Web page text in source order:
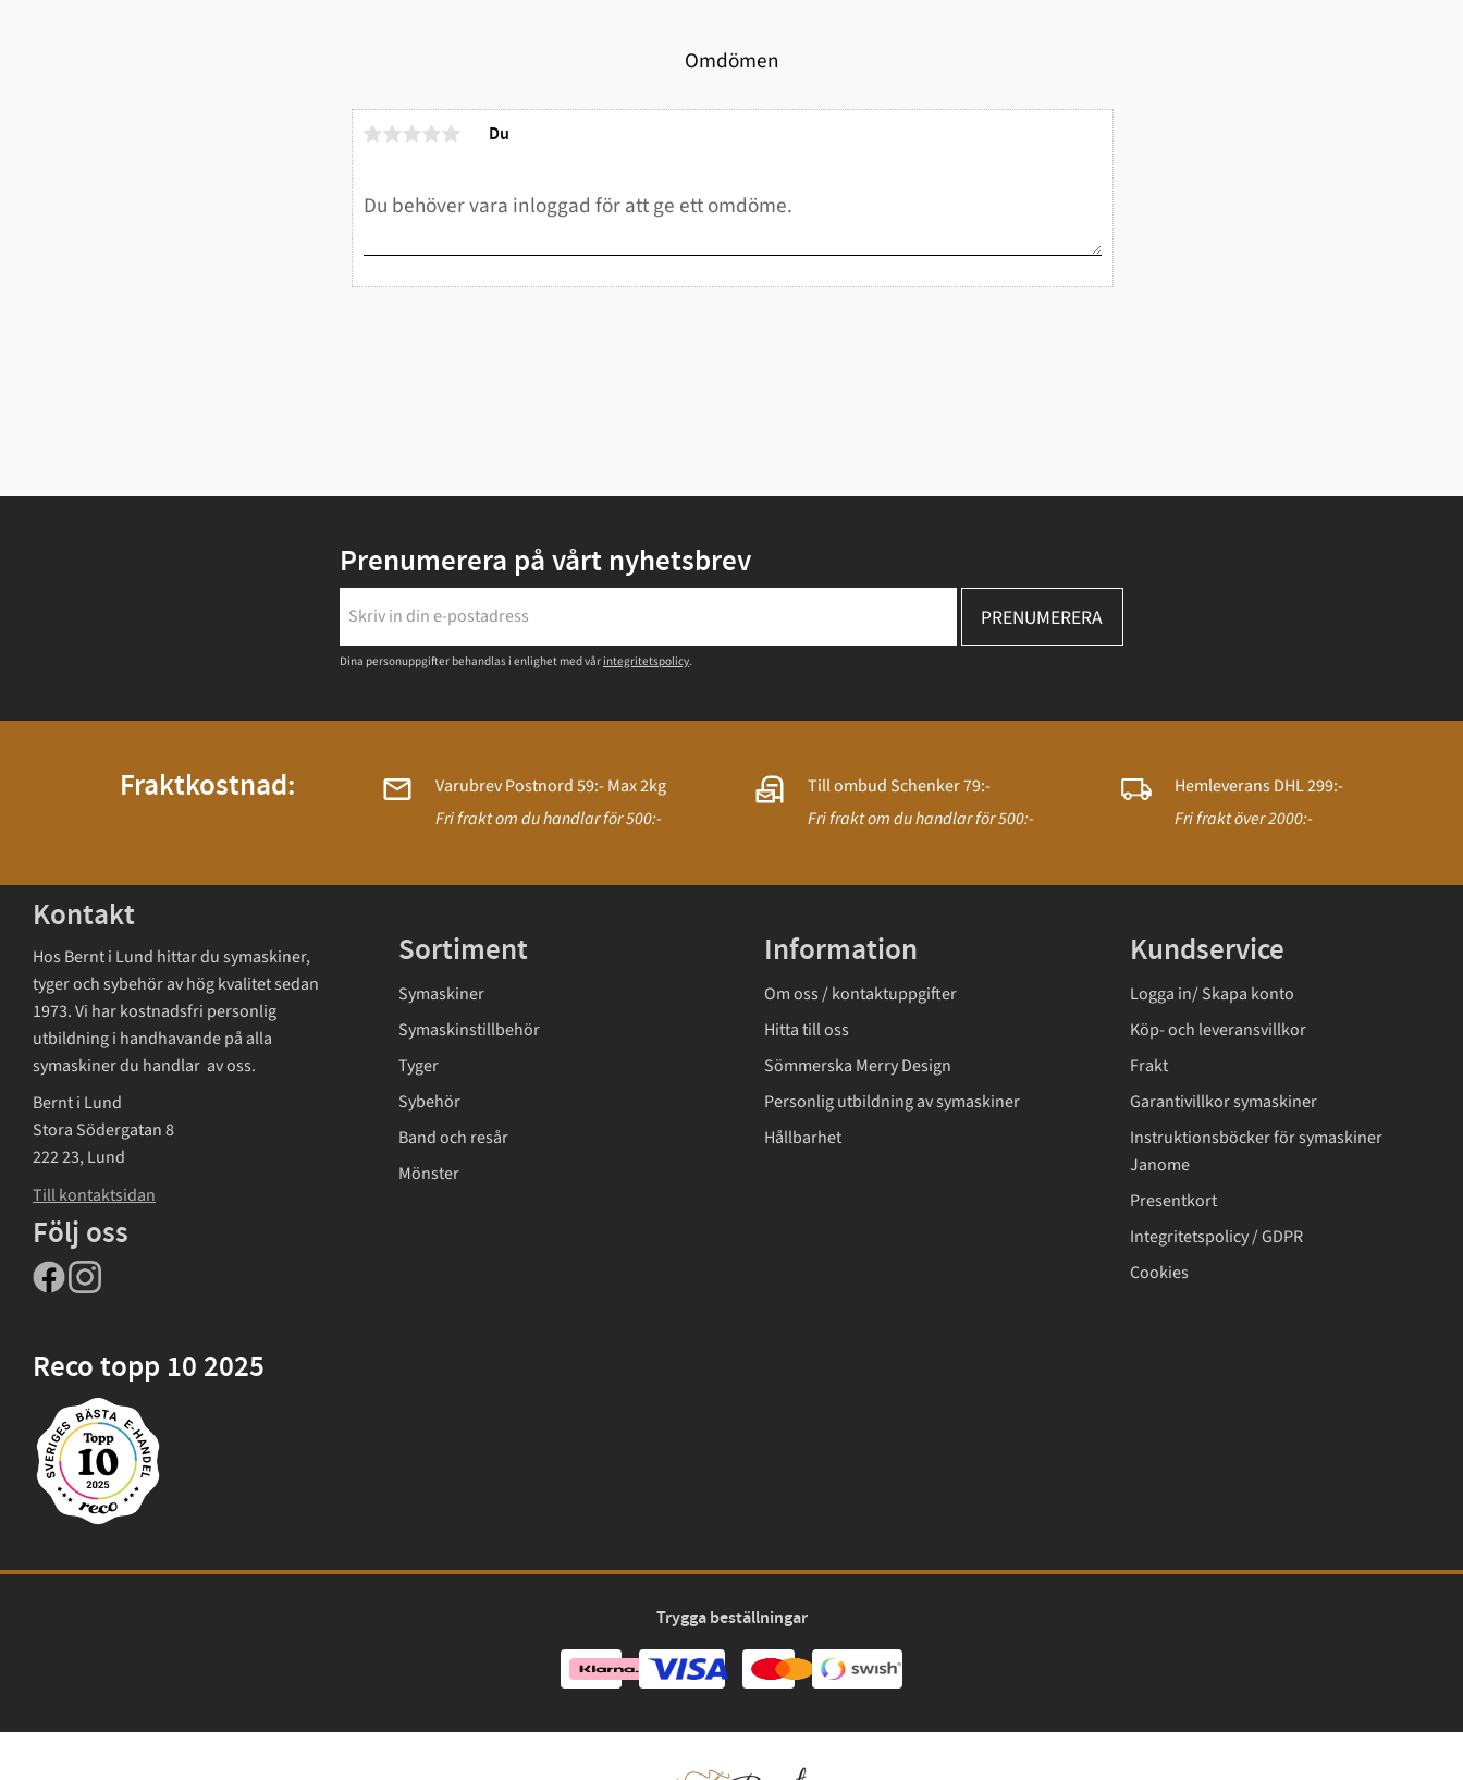
Omdömen
Du
Prenumerera på vårt nyhetsbrev
PRENUMERERA
Dina personuppgifter behandlas i enlighet med vår integritetspolicy.
Fraktkostnad:
Varubrev Postnord 59:- Max 2kg
Fri frakt om du handlar för 500:-
Till ombud Schenker 79:-
Fri frakt om du handlar för 500:-
Hemleverans DHL 299:-
Fri frakt över 2000:-
Kontakt
Hos Bernt i Lund hittar du symaskiner,
tyger och sybehör av hög kvalitet sedan
1973. Vi har kostnadsfri personlig
utbildning i handhavande på alla
symaskiner du handlar av oss.
Bernt i Lund
Stora Södergatan 8
222 23, Lund
Till kontaktsidan
Följ oss
Reco topp 10 2025
Sortiment
Symaskiner
Symaskinstillbehör
Tyger
Sybehör
Band och resår
Mönster
Information
Om oss / kontaktuppgifter
Hitta till oss
Sömmerska Merry Design
Personlig utbildning av symaskiner
Hållbarhet
Kundservice
Logga in/ Skapa konto
Köp- och leveransvillkor
Frakt
Garantivillkor symaskiner
Instruktionsböcker för symaskiner
Janome
Presentkort
Integritetspolicy / GDPR
Cookies
Trygga beställningar